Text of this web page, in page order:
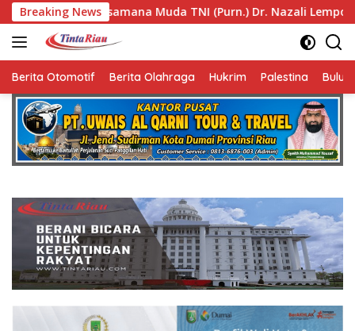
Langsung
ke
konten
Breaking News
Muda TNI (Purn.) Dr. Nazali Lempo Layak
Berita Otomotif Berita Olahraga Hukrim Palestina